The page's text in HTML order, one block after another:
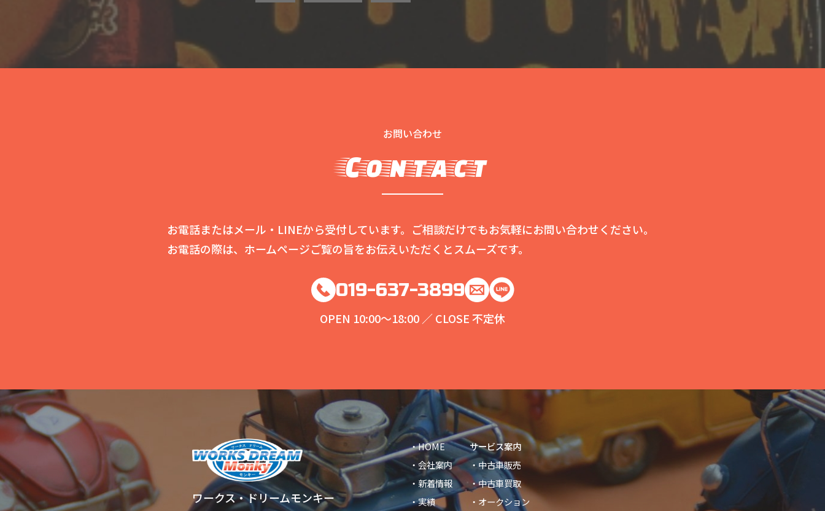
お問い合わせ
Contact
お電話またはメール・LINEから受付しています。ご相談だけでもお気軽にお問い合わせください。
お電話の際は、ホームページご覧の旨をお伝えいただくとスムーズです。
019-637-3899
OPEN 10:00～18:00 ／ CLOSE 不定休
ワークス・ドリームモンキー
・HOME
・会社案内
・新着情報
・実績
サービス案内
・中古車販売
・中古車買取
・オークション